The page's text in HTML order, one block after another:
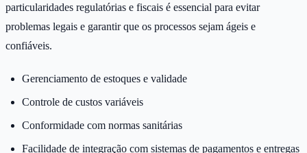
particularidades regulatórias e fiscais é essencial para evitar
problemas legais e garantir que os processos sejam ágeis e
confiáveis.
Gerenciamento de estoques e validade
Controle de custos variáveis
Conformidade com normas sanitárias
Facilidade de integração com sistemas de pagamentos e entregas